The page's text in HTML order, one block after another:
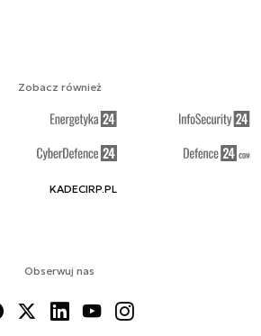
Obserwuj nas
Zobacz również
KADECIRP.PL